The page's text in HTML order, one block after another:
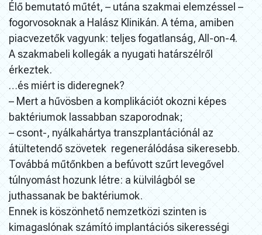
Élő bemutató műtét, – utána szakmai elemzéssel –
fogorvosoknak a Halász Klinikán. A téma, amiben
piacvezetők vagyunk: teljes fogatlanság, All-on-4.
A szakmabeli kollegák a nyugati határszélről
érkeztek.
…és miért is dideregnek?
– Mert a hűvösben a komplikációt okozni képes
baktériumok lassabban szaporodnak;
– csont-, nyálkahártya transzplantációnál az
átültetendő szövetek regenerálódása sikeresebb.
Továbbá műtőnkben a befúvott szűrt levegővel
túlnyomást hozunk létre: a külvilágból se
juthassanak be baktériumok.
Ennek is köszönhető nemzetközi szinten is
kimagaslónak számító implantációs sikerességi